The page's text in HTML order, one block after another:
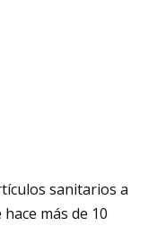
sanitarios a
más de 10